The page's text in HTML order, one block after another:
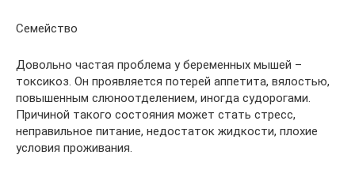
Семейство
Довольно частая проблема у беременных мышей –
токсикоз. Он проявляется потерей аппетита, вялостью,
повышенным слюноотделением, иногда судорогами.
Причиной такого состояния может стать стресс,
неправильное питание, недостаток жидкости, плохие
условия проживания.